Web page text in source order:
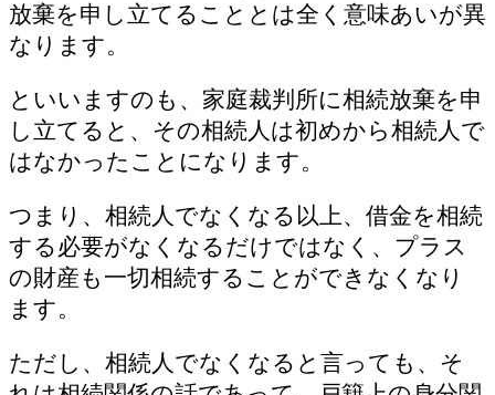
放棄を申し立てることとは全く意味あいが異
なります。
といいますのも、家庭裁判所に相続放棄を申
し立てると、その相続人は初めから相続人で
はなかったことになります。
つまり、相続人でなくなる以上、借金を相続
する必要がなくなるだけではなく、プラス
の財産も一切相続することができなくなり
ます。
ただし、相続人でなくなると言っても、そ